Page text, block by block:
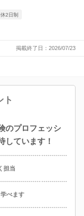
2日制
掲載終了日：2026/07/23
ト
のプロフェッシ
しています！
担当
べます